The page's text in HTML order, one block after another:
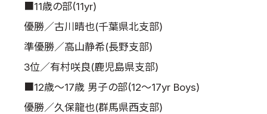
■11歳の部(11yr)
優勝／古川晴也(千葉県北支部)
準優勝／高山静希(長野支部)
3位／有村咲良(鹿児島県支部)
■12歳～17歳 男子の部(12～17yr Boys)
優勝／久保龍也(群馬県西支部)